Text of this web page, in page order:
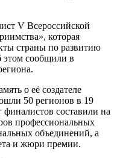
V Всероссийской
которая
страны по развитию
этом сообщили в
о её создателе
50 регионов в 19
составили на
профессиональных
объединений, а
и жюри премии.